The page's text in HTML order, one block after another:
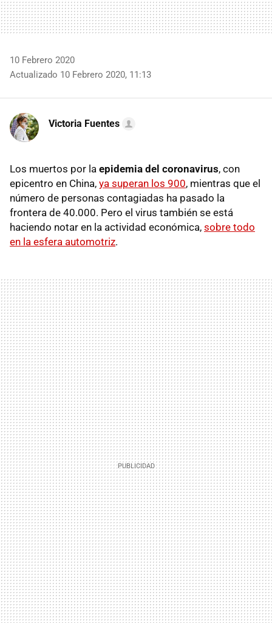
10 Febrero 2020
Actualizado 10 Febrero 2020, 11:13
Victoria Fuentes
Los muertos por la epidemia del coronavirus, con
epicentro en China, ya superan los 900, mientras que el
número de personas contagiadas ha pasado la
frontera de 40.000. Pero el virus también se está
haciendo notar en la actividad económica, sobre todo
en la esfera automotriz.